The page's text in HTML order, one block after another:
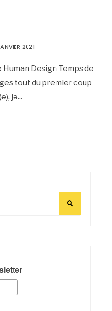
2021
Design Temps de
tout du premier coup
je...